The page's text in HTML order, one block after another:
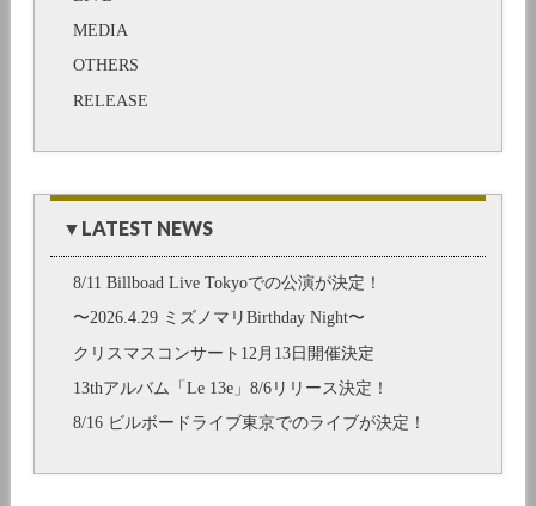
MEDIA
OTHERS
RELEASE
▼LATEST NEWS
8/11 Billboad Live Tokyoでの公演が決定！
〜2026.4.29 ミズノマリBirthday Night〜
クリスマスコンサート12月13日開催決定
13thアルバム「Le 13e」8/6リリース決定！
8/16 ビルボードライブ東京でのライブが決定！